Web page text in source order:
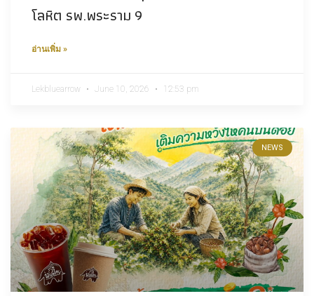
โลหิต รพ.พระราม 9
อ่านเพิ่ม »
Lekbluearrow June 10, 2026 12:53 pm
NEWS